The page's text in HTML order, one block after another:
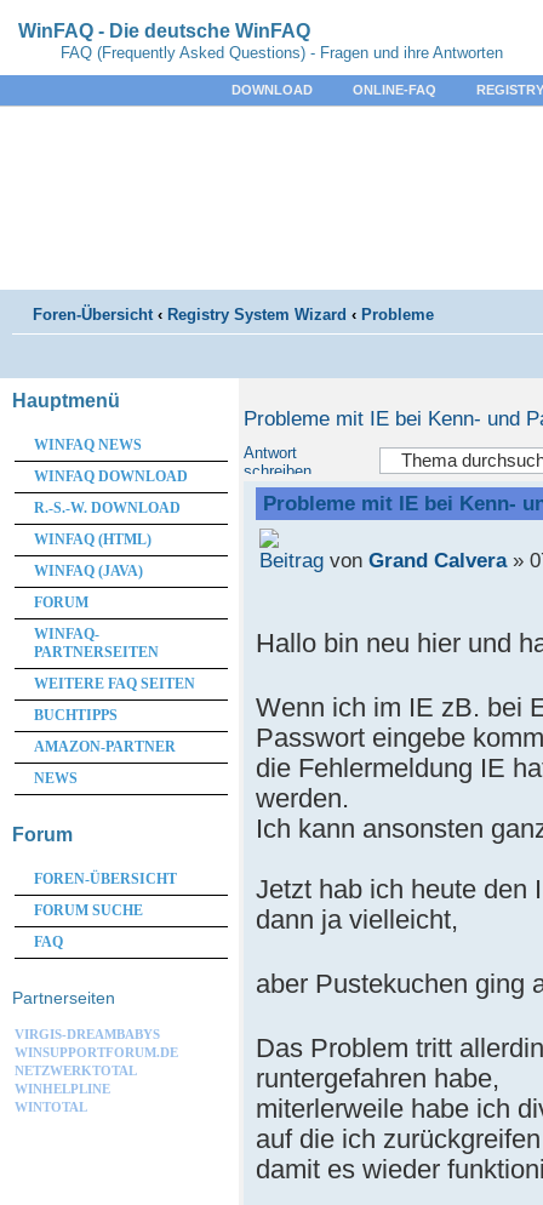
WinFAQ - Die deutsche WinFAQ
FAQ (Frequently Asked Questions) - Fragen und ihre Antworten
DOWNLOAD ONLINE-FAQ
Foren-Übersicht ‹ Registry System Wizard ‹ Probleme
Probleme mit IE bei Kenn- und
Antwort
schreiben
Probleme mit IE bei Kenn-
von Grand Calvera»
Hallo bin neu hier und
Wenn ich im IE zB. bei
Passwort eingebe
die Fehlermeldung IE
werden.
Ich kann ansonsten
Jetzt hab ich heute den
dann ja vielleicht,
aber Pustekuchen ging
Das Problem tritt
runtergefahren habe,
miterlerweile habe ich
auf die ich
damit es wieder
Hauptmenü
WINFAQ NEWS
WINFAQ DOWNLOAD
R.-S.-W. DOWNLOAD
WINFAQ (HTML)
WINFAQ (JAVA)
FORUM
WINFAQ-
PARTNERSEITEN
WEITERE FAQ SEITEN
BUCHTIPPS
AMAZON-PARTNER
NEWS
Forum
FOREN-ÜBERSICHT
FORUM SUCHE
FAQ
Partnerseiten
VIRGIS-DREAMBABYS
WINSUPPORTFORUM.DE
NETZWERKTOTAL
WINHELPLINE
WINTOTAL